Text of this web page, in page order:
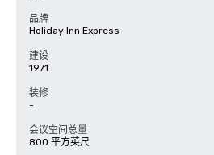
品牌
Holiday Inn Express
建设
1971
装修
-
会议空间总量
800 平方英尺